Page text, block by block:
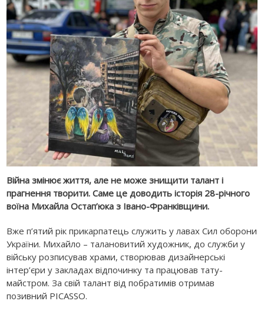
Війна змінює життя, але не може знищити талант і
прагнення творити. Саме це доводить історія 28-річного
воїна Михайла Остап’юка з Івано-Франківщини.
Вже п’ятий рік прикарпатець служить у лавах Сил оборони
України. Михайло – талановитий художник, до служби у
війську розписував храми, створював дизайнерські
інтер’єри у закладах відпочинку та працював тату-
майстром. За свій талант від побратимів отримав
позивний PICASSO.